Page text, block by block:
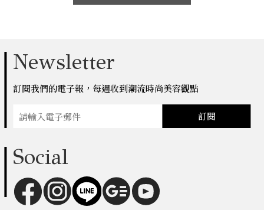
Newsletter
訂閱我們的電子報，每週收到潮流時尚美容觀點
訂閱
Social